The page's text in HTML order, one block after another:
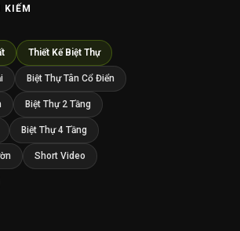
KIẾM
Thiết Kế Biệt Thự
Biệt Thự Tân Cổ Điển
Biệt Thự 2 Tầng
Biệt Thự 4 Tầng
Short Video